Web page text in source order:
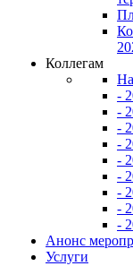
Коллегам
-
-
-
-
-
-
-
-
-
Анонс
Услуги